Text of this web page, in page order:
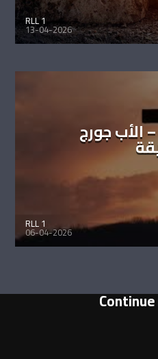
RLL 1
13-04-2026
الأب جورج
RLL 1
06-04-2026